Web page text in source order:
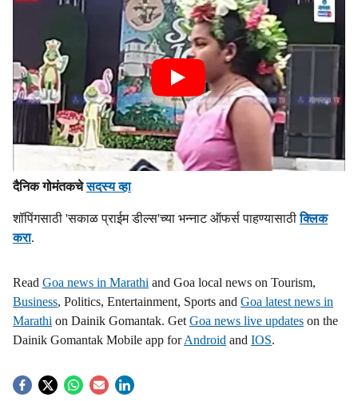
दैनिक गोमंतकचेसदस्य व्हा
शॉपिंगसाठी 'सकाळ प्राईम डील्स'च्या भन्नाट ऑफर्स पाहण्यासाठीक्लिक
करा.
Read Goa news in Marathi and Goa local news on Tourism,
Business, Politics, Entertainment, Sports and Goa latest news in
Marathi on Dainik Gomantak. Get Goa news live updates on the
Dainik Gomantak Mobile app forAndroid and IOS.